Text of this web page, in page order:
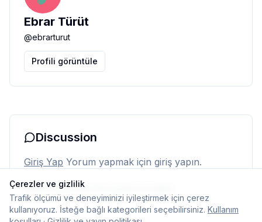
Ebrar Türüt
@ebrarturut
Profili görüntüle
Discussion
Giriş Yap Yorum yapmak için giriş yapın.
Henüz yorum yok. İlk yorumu siz yapın.
Çerezler ve gizlilik
Trafik ölçümü ve deneyiminizi iyileştirmek için çerez
kullanıyoruz. İsteğe bağlı kategorileri seçebilirsiniz. Kullanım